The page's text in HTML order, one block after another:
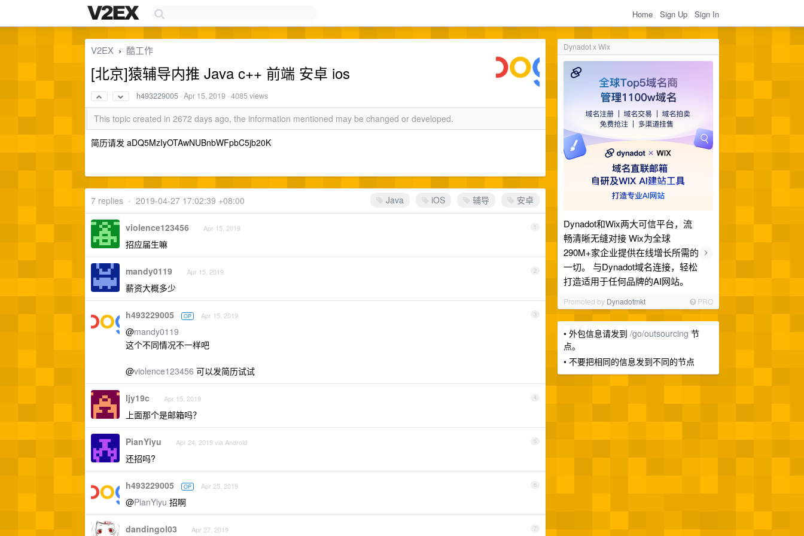
Home Sign Up Sign In
Dynadot x Wix
Dynadot和Wix两大可信平台，流
畅清晰无缝对接 Wix为全球
290M+家企业提供在线增长所需的
一切。 与Dynadot域名连接，轻松
打造适用于任何品牌的AI网站。
›
Promoted by Dynadotmkt PRO
• 外包信息请发到 /go/outsourcing 节
点。
• 不要把相同的信息发到不同的节点
V2EX › 酷工作
[北京]猿辅导内推 Java c++ 前端 安卓 ios
h493229005 ·Apr 15, 2019 · 4085 views
This topic created in 2672 days ago, the information mentioned may be changed or developed.
简历请发 aDQ5MzIyOTAwNUBnbWFpbC5jb20K
Java iOS 辅导 安卓
7 replies • 2019-04-27 17:02:39 +08:00
1
violence123456 Apr 15, 2019
招应届生嘛
2
mandy0119 Apr 15, 2019
薪资大概多少
3
h493229005 OP Apr 15, 2019
@mandy0119
这个不同情况不一样吧
@violence123456 可以发简历试试
4
ljy19c Apr 15, 2019
上面那个是邮箱吗？
5
PianYiyu Apr 24, 2019 via Android
还招吗?
6
h493229005 OP Apr 25, 2019
@PianYiyu 招啊
7
dandingol03 Apr 27, 2019